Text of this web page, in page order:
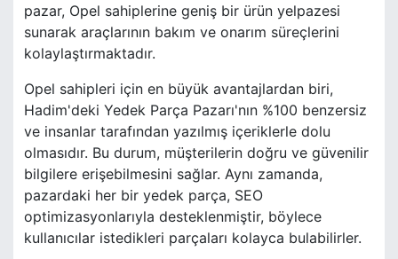
pazar, Opel sahiplerine geniş bir ürün yelpazesi
sunarak araçlarının bakım ve onarım süreçlerini
kolaylaştırmaktadır.
Opel sahipleri için en büyük avantajlardan biri,
Hadim'deki Yedek Parça Pazarı'nın %100 benzersiz
ve insanlar tarafından yazılmış içeriklerle dolu
olmasıdır. Bu durum, müşterilerin doğru ve güvenilir
bilgilere erişebilmesini sağlar. Aynı zamanda,
pazardaki her bir yedek parça, SEO
optimizasyonlarıyla desteklenmiştir, böylece
kullanıcılar istedikleri parçaları kolayca bulabilirler.